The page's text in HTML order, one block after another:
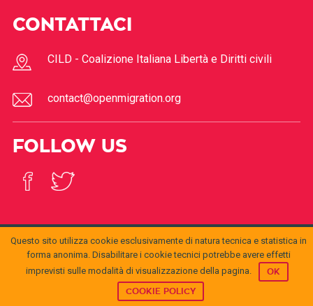
CONTATTACI
CILD - Coalizione Italiana Libertà e Diritti civili
contact@openmigration.org
FOLLOW US
openmigration.orgbyCILDis licensed under aCreative
Commons Attribution 4.0 International License.
Permissions beyond the scope of this license may be
© 2017Open
Migration
Questo sito utilizza cookie esclusivamente di natura tecnica e statistica in
forma anonima. Disabilitare i cookie tecnici potrebbe avere effetti
imprevisti sulle modalità di visualizzazione della pagina.
OK
COOKIE POLICY